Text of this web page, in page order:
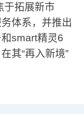
于拓展新市
体系，并推出
smart精灵6
其“再入新境”